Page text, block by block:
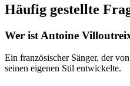
Häufig gestellte
Wer ist Antoine
Ein französischer Sänger, der
seinen eigenen Stil entwickelte.